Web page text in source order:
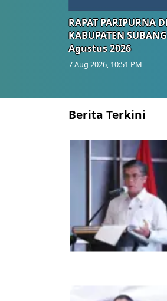
RAPAT PARIPURNA
KABUPATEN
Agustus 2026
7 Aug 2026, 10:51 PM
Berita Terkini